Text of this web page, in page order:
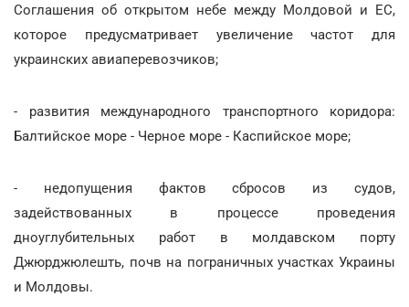
Соглашения об открытом небе между Молдовой и ЕС,
которое предусматривает увеличение частот для
украинских авиаперевозчиков;
- развития международного транспортного коридора:
Балтийское море - Черное море - Каспийское море;
- недопущения фактов сбросов из судов,
задействованных в процессе проведения
дноуглубительных работ в молдавском порту
Джюрджюлешть, почв на пограничных участках Украины
и Молдовы.